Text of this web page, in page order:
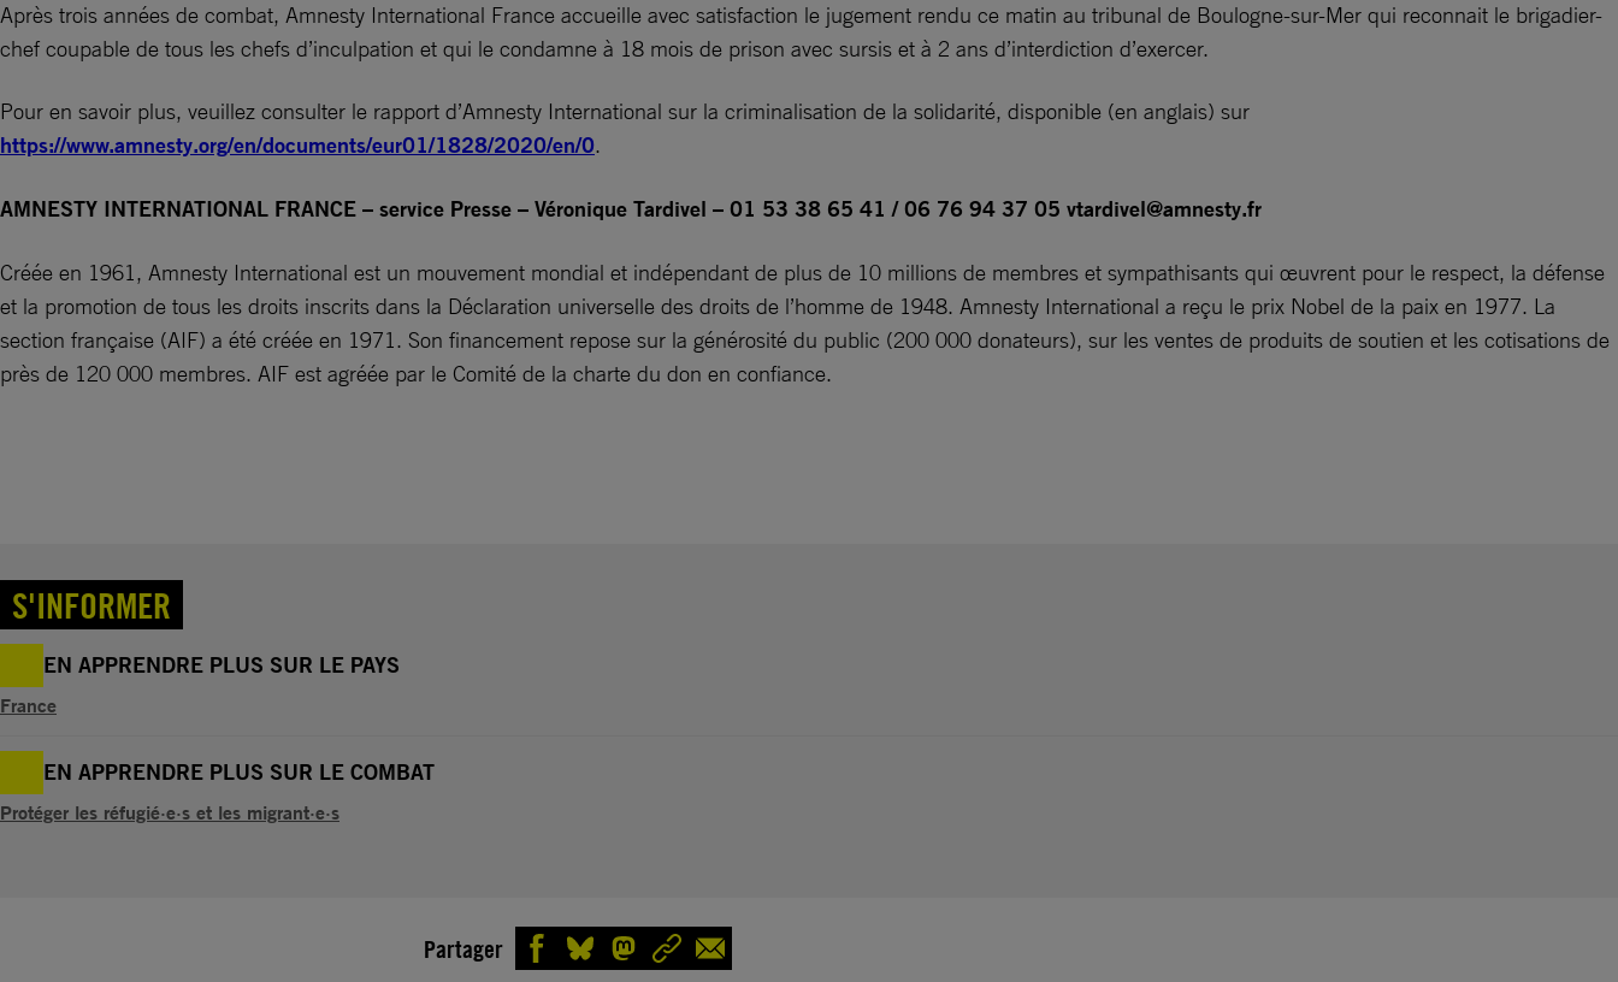
Après trois années de combat, Amnesty International France accueille avec satisfaction le jugement rendu ce matin au tribunal de Boulogne-sur-Mer qui reconnait le brigadier-
chef coupable de tous les chefs d’inculpation et qui le condamne à 18 mois de prison avec sursis et à 2 ans d’interdiction d’exercer.
Pour en savoir plus, veuillez consulter le rapport d’Amnesty International sur la criminalisation de la solidarité, disponible (en anglais) sur
https://www.amnesty.org/en/documents/eur01/1828/2020/en/0.
AMNESTY INTERNATIONAL FRANCE – service Presse – Véronique Tardivel – 01 53 38 65 41 / 06 76 94 37 05 vtardivel@amnesty.fr
Créée en 1961, Amnesty International est un mouvement mondial et indépendant de plus de 10 millions de membres et sympathisants qui œuvrent pour le respect, la défense
et la promotion de tous les droits inscrits dans la Déclaration universelle des droits de l’homme de 1948. Amnesty International a reçu le prix Nobel de la paix en 1977. La
section française (AIF) a été créée en 1971. Son financement repose sur la générosité du public (200 000 donateurs), sur les ventes de produits de soutien et les cotisations de
près de 120 000 membres. AIF est agréée par le Comité de la charte du don en confiance.
S'INFORMER
EN APPRENDRE PLUS SUR LE PAYS
France
EN APPRENDRE PLUS SUR LE COMBAT
Protéger les réfugié·e·s et les migrant·e·s
Partager